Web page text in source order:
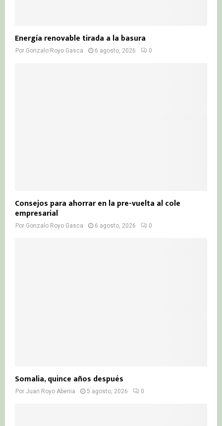
Energía renovable tirada a la basura
Por Gonzalo Royo Gasca 6 agosto, 2026 0
Consejos para ahorrar en la pre-vuelta al cole
empresarial
Por Gonzalo Royo Gasca 6 agosto, 2026 0
Somalia, quince años después
Por Juan Royo Abenia 5 agosto, 2026 0